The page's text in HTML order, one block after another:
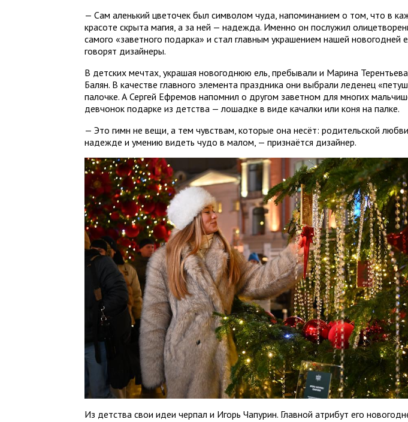
— Сам аленький цветочек был символом чуда, напоминанием о том, что в
красоте скрыта магия, а за ней — надежда. Именно он послужил
самого «заветного подарка» и стал главным украшением нашей новогодней
говорят дизайнеры.
В детских мечтах, украшая новогоднюю ель, пребывали и Марина
Балян. В качестве главного элемента праздника они выбрали леденец
палочке. А Сергей Ефремов напомнил о другом заветном для многих
девчонок подарке из детства — лошадке в виде качалки или коня на палке.
— Это гимн не вещи, а тем чувствам, которые она несёт: родительской любви,
надежде и умению видеть чудо в малом, — признаётся дизайнер.
Из детства свои идеи черпал и Игорь Чапурин. Главной атрибут его